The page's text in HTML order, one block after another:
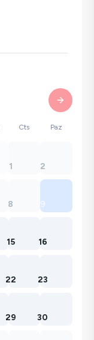
Cts Paz
1 2
8 9
15 16
22 23
29 30